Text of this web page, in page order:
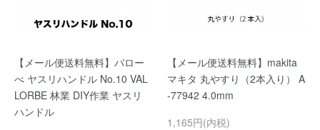
【メール便送料無料】バロー
べ ヤスリハンドル No.10 VAL
LORBE 林業 DIY作業 ヤスリ
ハンドル
【メール便送料無料】makita
マキタ 丸やすり（2本入り） A
-77942 4.0mm
1,165円(内税)